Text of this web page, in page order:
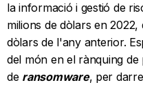
la informació i gestió de
milions de dòlars en
dòlars de l'any anterior.
del món en el rànquing de
de ransomware, per